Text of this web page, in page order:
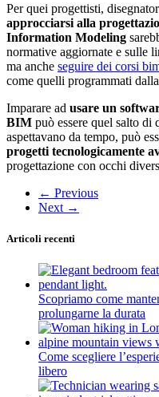
Per quei progettisti,
approcciarsi alla
Information Modeling
normative aggiornate e sulle
ma anche seguire dei corsi
come quelli programmati
Imparare ad usare un
BIM può essere quel salto di
aspettavano da tempo, può
progetti tecnologicamente
progettazione con occhi
← Previous
Next →
Articoli recenti
Scopriamo come
prolungarne la durata
Come scegliere
libero